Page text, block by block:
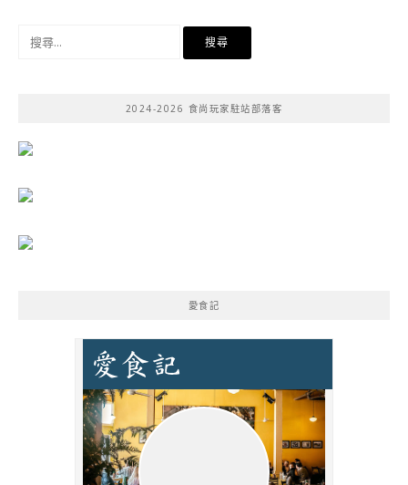
2024-2026 食尚玩家駐站部落客
愛食記